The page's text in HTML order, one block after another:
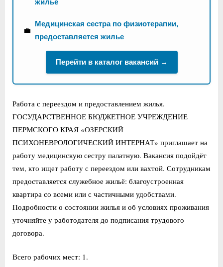
💼
Медицинская сестра по физиотерапии,
предоставляется жилье
Перейти в каталог вакансий →
Работа с переездом и предоставлением жилья.
ГОСУДАРСТВЕННОЕ БЮДЖЕТНОЕ УЧРЕЖДЕНИЕ
ПЕРМСКОГО КРАЯ «ОЗЕРСКИЙ
ПСИХОНЕВРОЛОГИЧЕСКИЙ ИНТЕРНАТ» приглашает на
работу медицинскую сестру палатную. Вакансия подойдёт
тем, кто ищет работу с переездом или вахтой. Сотрудникам
предоставляется служебное жильё: благоустроенная
квартира со всеми или с частичными удобствами.
Подробности о состоянии жилья и об условиях проживания
уточняйте у работодателя до подписания трудового
договора.
Всего рабочих мест: 1.